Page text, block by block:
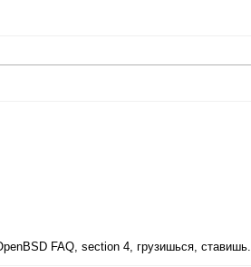
FAQ, section 4, грузишься, ставишь.